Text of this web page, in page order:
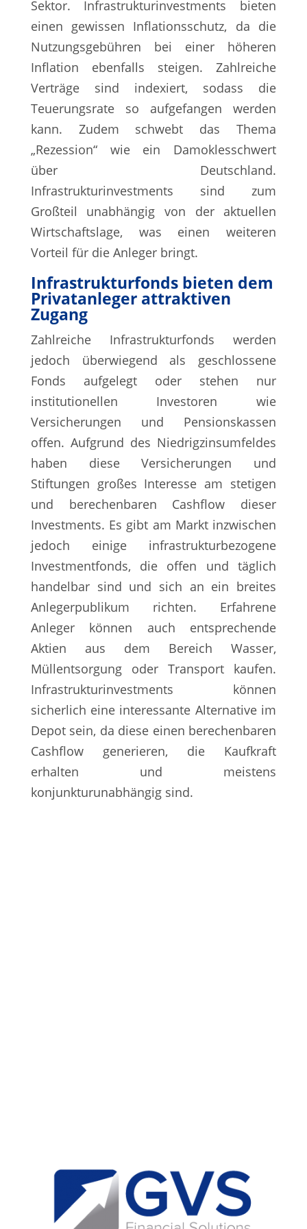
Sektor. Infrastrukturinvestments bieten
einen gewissen Inflationsschutz, da die
Nutzungsgebühren bei einer höheren
Inflation ebenfalls steigen. Zahlreiche
Verträge sind indexiert, sodass die
Teuerungsrate so aufgefangen werden
kann. Zudem schwebt das Thema
„Rezession“ wie ein Damoklesschwert
über Deutschland.
Infrastrukturinvestments sind zum
Großteil unabhängig von der aktuellen
Wirtschaftslage, was einen weiteren
Vorteil für die Anleger bringt.
Infrastrukturfonds bieten dem
Privatanleger attraktiven
Zugang
Zahlreiche Infrastrukturfonds werden
jedoch überwiegend als geschlossene
Fonds aufgelegt oder stehen nur
institutionellen Investoren wie
Versicherungen und Pensionskassen
offen. Aufgrund des Niedrigzinsumfeldes
haben diese Versicherungen und
Stiftungen großes Interesse am stetigen
und berechenbaren Cashflow dieser
Investments. Es gibt am Markt inzwischen
jedoch einige infrastrukturbezogene
Investmentfonds, die offen und täglich
handelbar sind und sich an ein breites
Anlegerpublikum richten. Erfahrene
Anleger können auch entsprechende
Aktien aus dem Bereich Wasser,
Müllentsorgung oder Transport kaufen.
Infrastrukturinvestments können
sicherlich eine interessante Alternative im
Depot sein, da diese einen berechenbaren
Cashflow generieren, die Kaufkraft
erhalten und meistens
konjunkturunabhängig sind.